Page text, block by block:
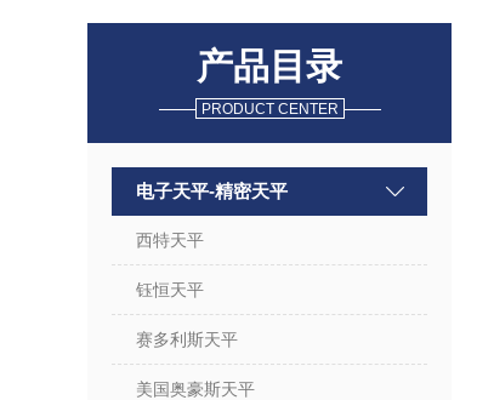
产品目录
PRODUCT CENTER
电子天平-精密天平
西特天平
钰恒天平
赛多利斯天平
美国奥豪斯天平